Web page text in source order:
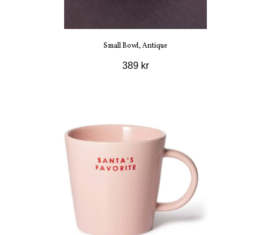
Small Bowl, Antique
389 kr